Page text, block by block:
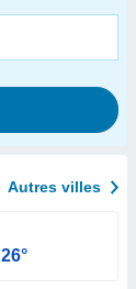
Autres villes
26°